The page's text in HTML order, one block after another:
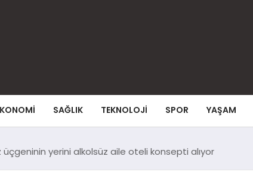
SAĞLIK TEKNOLOJI SPOR YAŞAM
üçgeninin yerini alkolsüz aile oteli konsepti alıyor